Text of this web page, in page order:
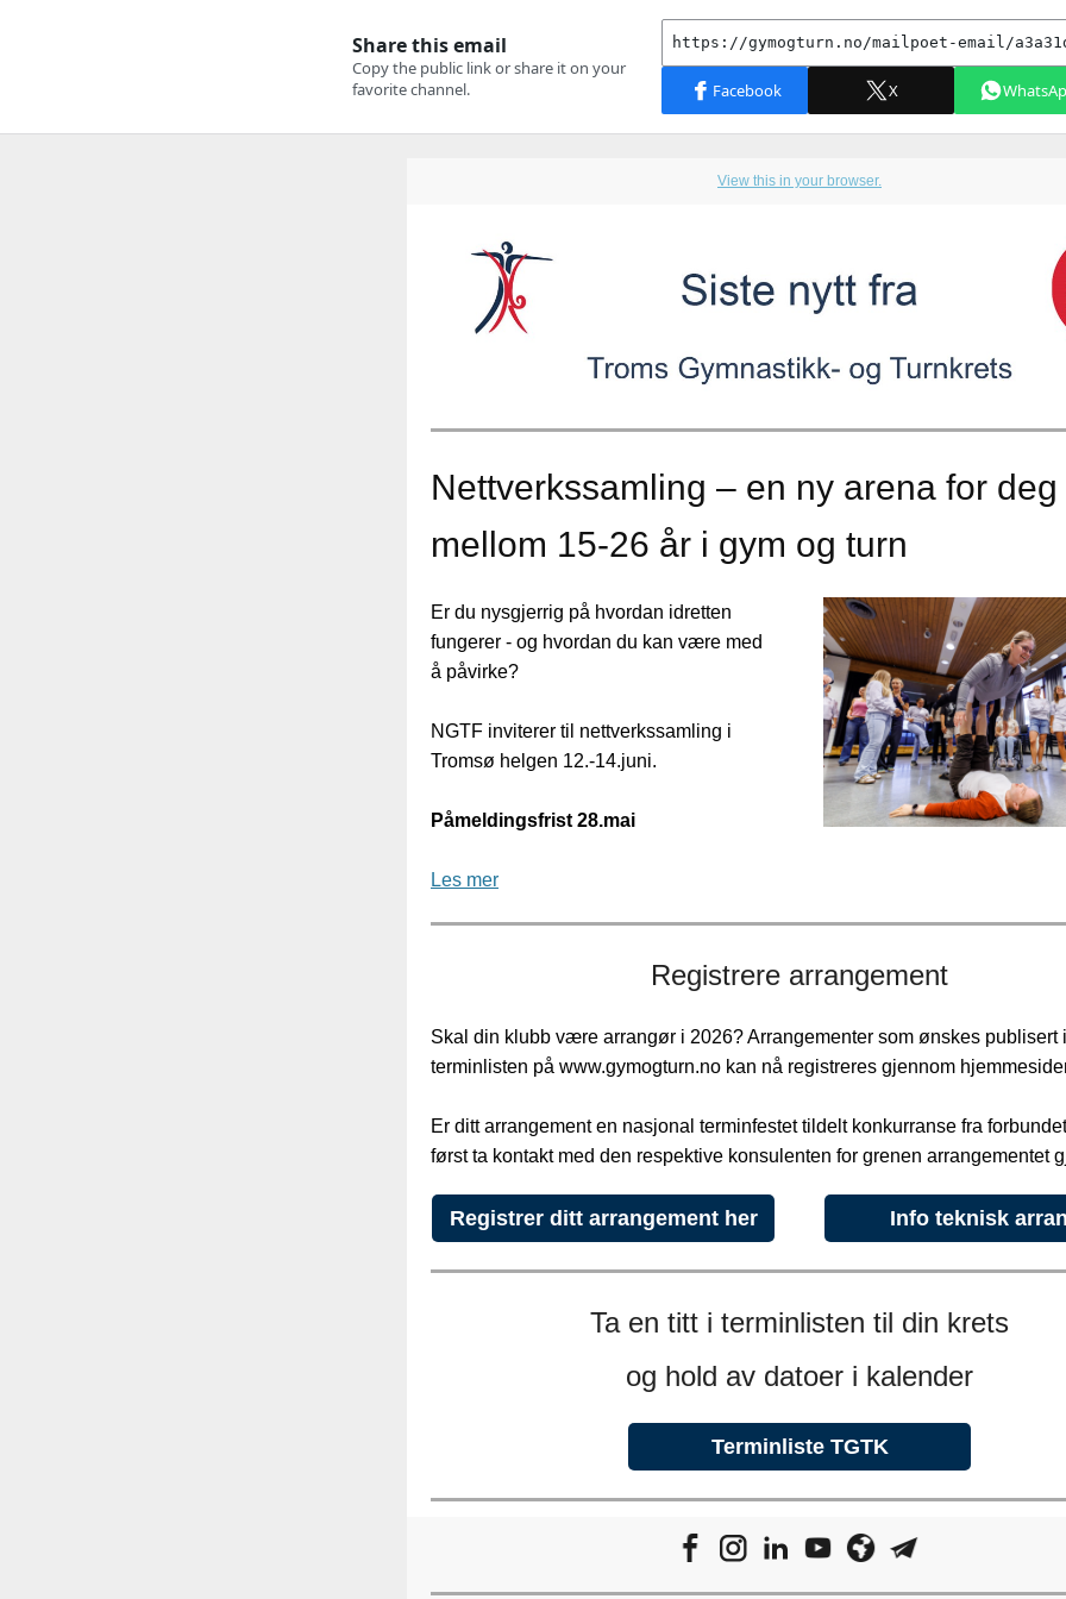
View this in your browser.
Nettverkssamling – en ny arena for deg
mellom 15-26 år i gym og turn
Er du nysgjerrig på hvordan idretten
fungerer - og hvordan du kan være med
å påvirke?
NGTF inviterer til nettverkssamling i
Tromsø helgen 12.-14.juni.
Påmeldingsfrist 28.mai
Les mer
Registrere arrangement
Skal din klubb være arrangør i 2026? Arrangementer som ønskes publisert i
terminlisten på www.gymogturn.no kan nå registreres gjennom
Er ditt arrangement en nasjonal terminfestet tildelt konkurranse fra
først ta kontakt med den respektive konsulenten for grenen arrangementet
Registrer ditt arrangement her Info teknisk
Ta en titt i terminlisten til din krets
og hold av datoer i kalender
Terminliste TGTK